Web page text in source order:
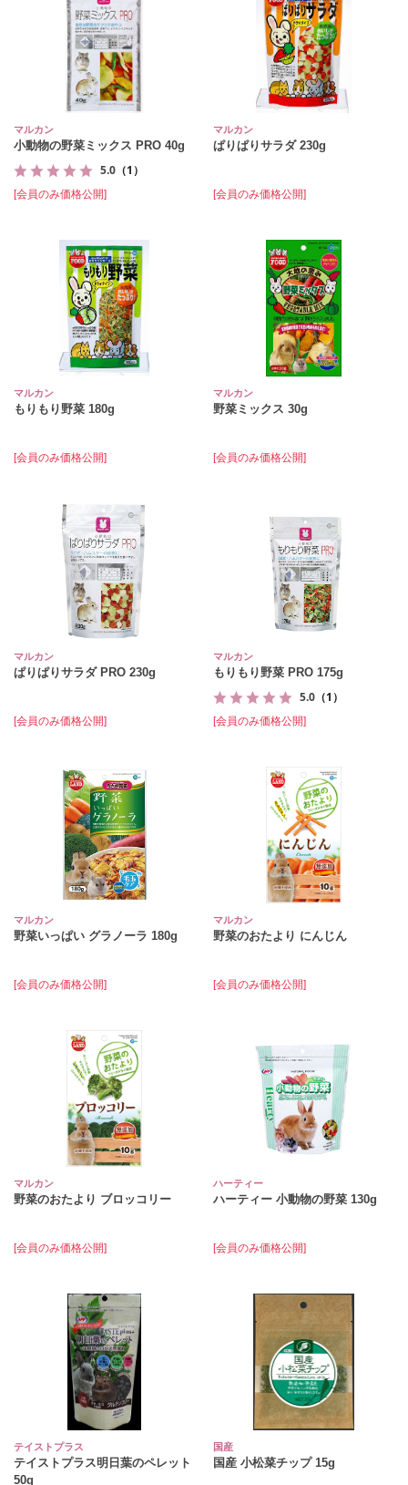
マルカン
小動物の野菜ミックス PRO 40g
5.0 （1）
[会員のみ価格公開]
マルカン
ぱりぱりサラダ 230g
[会員のみ価格公開]
マルカン
もりもり野菜 180g
[会員のみ価格公開]
マルカン
野菜ミックス 30g
[会員のみ価格公開]
マルカン
ぱりぱりサラダ PRO 230g
[会員のみ価格公開]
マルカン
もりもり野菜 PRO 175g
5.0 （1）
[会員のみ価格公開]
マルカン
野菜いっぱい グラノーラ 180g
[会員のみ価格公開]
マルカン
野菜のおたより にんじん
[会員のみ価格公開]
マルカン
野菜のおたより ブロッコリー
[会員のみ価格公開]
ハーティー
ハーティー 小動物の野菜 130g
[会員のみ価格公開]
テイストプラス
テイストプラス明日葉のペレット
50g
国産
国産 小松菜チップ 15g